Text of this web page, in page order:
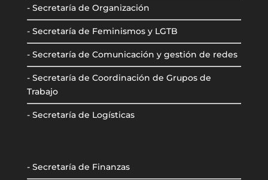
- Secretaría de Organización
- Secretaría de Feminismos y LGTB
- Secretaría de Comunicación y gestión de redes
- Secretaría de Coordinación de Grupos de
Trabajo
- Secretaría de Logísticas
- Secretaría de Finanzas